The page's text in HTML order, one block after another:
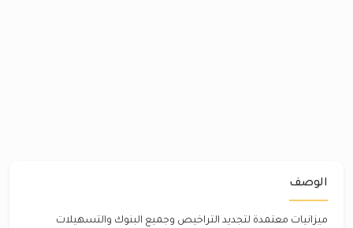
الوصف
ميزانيات معتمدة لتجديد التراخيص وجميع البنوك والتسهيلات